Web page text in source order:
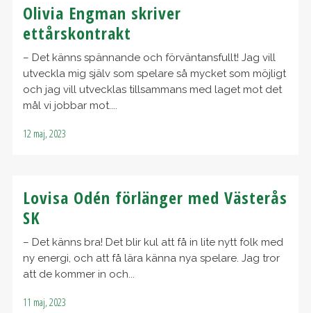
Olivia Engman skriver
ettårskontrakt
– Det känns spännande och förväntansfullt! Jag vill
utveckla mig själv som spelare så mycket som möjligt
och jag vill utvecklas tillsammans med laget mot det
mål vi jobbar mot....
12 maj, 2023
Lovisa Odén förlänger med Västerås
SK
– Det känns bra! Det blir kul att få in lite nytt folk med
ny energi, och att få lära känna nya spelare. Jag tror
att de kommer in och...
11 maj, 2023